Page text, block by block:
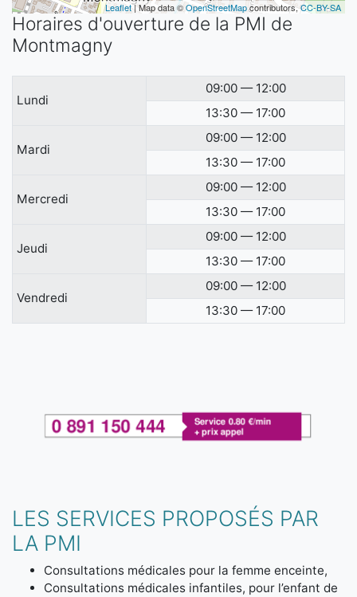
Leaflet| Map data ©OpenStreetMapcontributors,CC-BY-SA
Horaires d'ouverture de la PMI de
Montmagny
Lundi
09:00 — 12:00
13:30 — 17:00
Mardi
09:00 — 12:00
13:30 — 17:00
Mercredi
09:00 — 12:00
13:30 — 17:00
Jeudi
09:00 — 12:00
13:30 — 17:00
Vendredi
09:00 — 12:00
13:30 — 17:00
LES SERVICES PROPOSÉS PAR
LA PMI
Consultations médicales pour la femme enceinte,
Consultations médicales infantiles, pour l’enfant de